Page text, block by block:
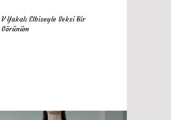
V Yakalı Elbiseyle Seksi Bir
Görünüm